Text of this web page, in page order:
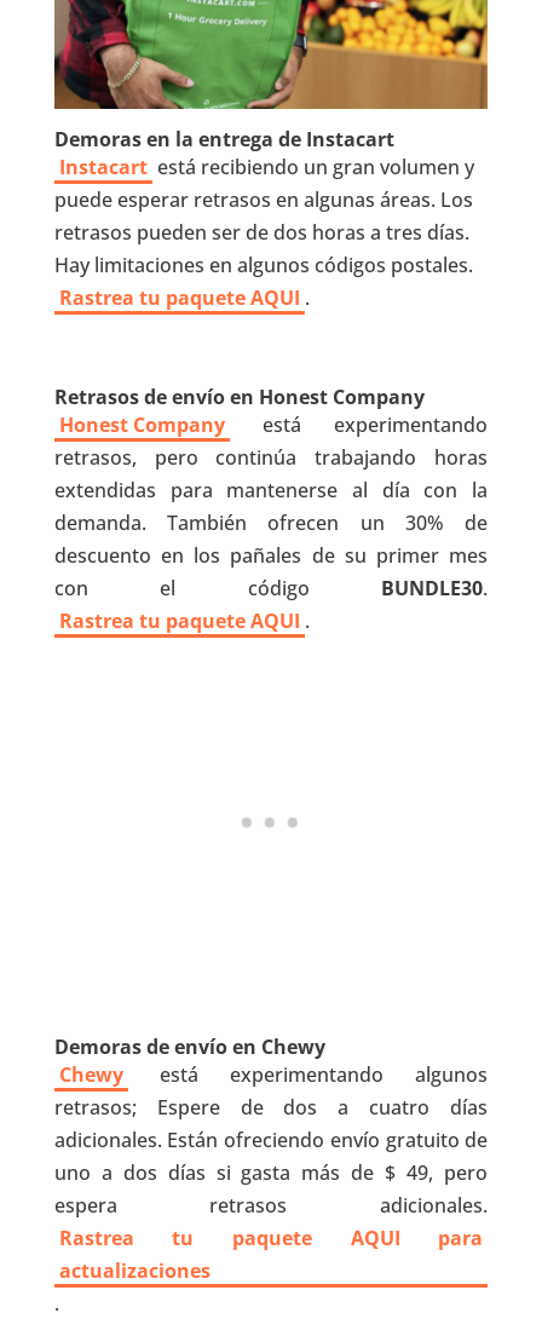
Demoras en la entrega de Instacart
Instacart está recibiendo un gran volumen y
puede esperar retrasos en algunas áreas. Los
retrasos pueden ser de dos horas a tres días.
Hay limitaciones en algunos códigos postales.
Rastrea tu paquete AQUI .
Retrasos de envío en Honest Company
Honest Company
está experimentando
retrasos, pero continúa trabajando horas
extendidas para mantenerse al día con la
demanda. También ofrecen un 30% de
descuento en los pañales de su primer mes
con el código BUNDLE30.
Rastrea tu paquete AQUI .
Demoras de envío en Chewy
Chewy
está experimentando algunos
retrasos; Espere de dos a cuatro días
adicionales. Están ofreciendo envío gratuito de
uno a dos días si gasta más de $ 49, pero
espera retrasos adicionales.
Rastrea tu paquete AQUI para
actualizaciones
.